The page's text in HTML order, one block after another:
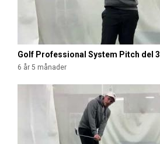
Golf Professional System Pitch del 3
6 år 5 månader